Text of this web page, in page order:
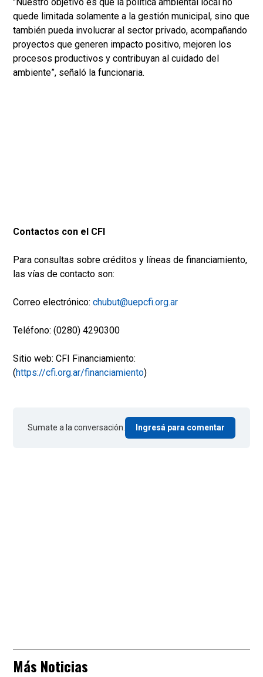
"Nuestro objetivo es que la política ambiental local no
quede limitada solamente a la gestión municipal, sino que
también pueda involucrar al sector privado, acompañando
proyectos que generen impacto positivo, mejoren los
procesos productivos y contribuyan al cuidado del
ambiente”, señaló la funcionaria.
Contactos con el CFI
Para consultas sobre créditos y líneas de financiamiento,
las vías de contacto son:
Correo electrónico: chubut@uepcfi.org.ar
Teléfono: (0280) 4290300
Sitio web: CFI Financiamiento:
(https://cfi.org.ar/financiamiento)
Sumate a la conversación. Ingresá para comentar
Más Noticias